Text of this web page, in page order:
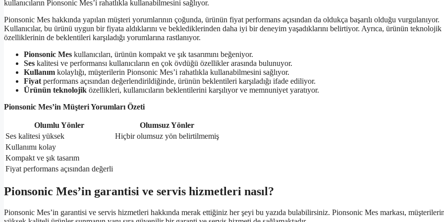
kullanıcıların Pionsonic Mes’i rahatlıkla kullanabilmesini sağlıyor.
Pionsonic Mes hakkında yapılan müşteri yorumlarının çoğunda, ürünün fiyat performans açısından da oldukça başarılı olduğu vurgulanıyor.
Kullanıcılar, bu ürünü uygun bir fiyata aldıklarını ve beklediklerinden daha iyi bir deneyim yaşadıklarını belirtiyor. Ayrıca, ürünün teknolojik
özelliklerinin de beklentileri karşıladığı yorumlarına rastlanıyor.
Pionsonic Mes kullanıcıları, ürünün kompakt ve şık tasarımını beğeniyor.
Ses kalitesi ve performansı kullanıcıların en çok övdüğü özellikler arasında bulunuyor.
Kullanım kolaylığı, müşterilerin Pionsonic Mes’i rahatlıkla kullanabilmesini sağlıyor.
Fiyat performans açısından değerlendirildiğinde, ürünün beklentileri karşıladığı ifade ediliyor.
Ürünün teknolojik özellikleri, kullanıcıların beklentilerini karşılıyor ve memnuniyet yaratıyor.
Pionsonic Mes’in Müşteri Yorumları Özeti
Olumlu Yönler
Olumsuz Yönler
Ses kalitesi yüksek
Hiçbir olumsuz yön belirtilmemiş
Kullanımı kolay
Kompakt ve şık tasarım
Fiyat performans açısından değerli
Pionsonic Mes’in garantisi ve servis hizmetleri nasıl?
Pionsonic Mes’in garantisi ve servis hizmetleri hakkında merak ettiğiniz her şeyi bu yazıda bulabilirsiniz. Pionsonic Mes markası,